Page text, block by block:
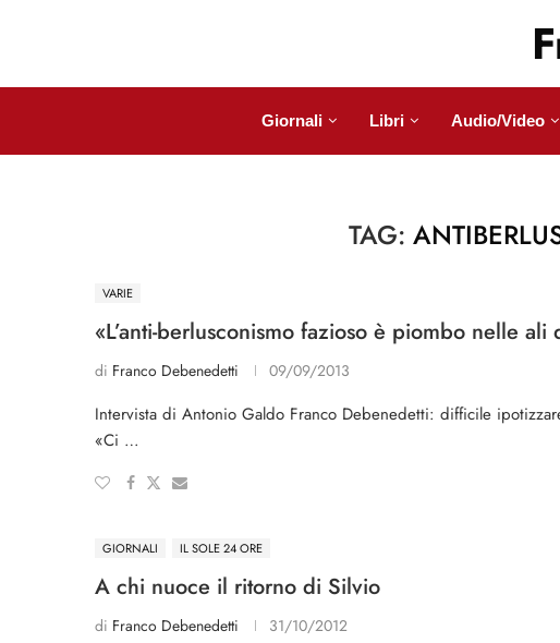
Giornali Libri Audio/Video
TAG:
VARIE
«L’anti-berlusconismo fazioso è piombo nelle ali
di Franco Debenedetti 09/09/2013
Intervista di Antonio Galdo Franco Debenedetti: difficile
«Ci …
GIORNALI IL SOLE 24 ORE
A chi nuoce il ritorno di Silvio
di Franco Debenedetti 31/10/2012